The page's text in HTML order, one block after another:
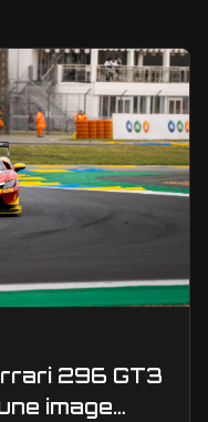
296 GT3
image